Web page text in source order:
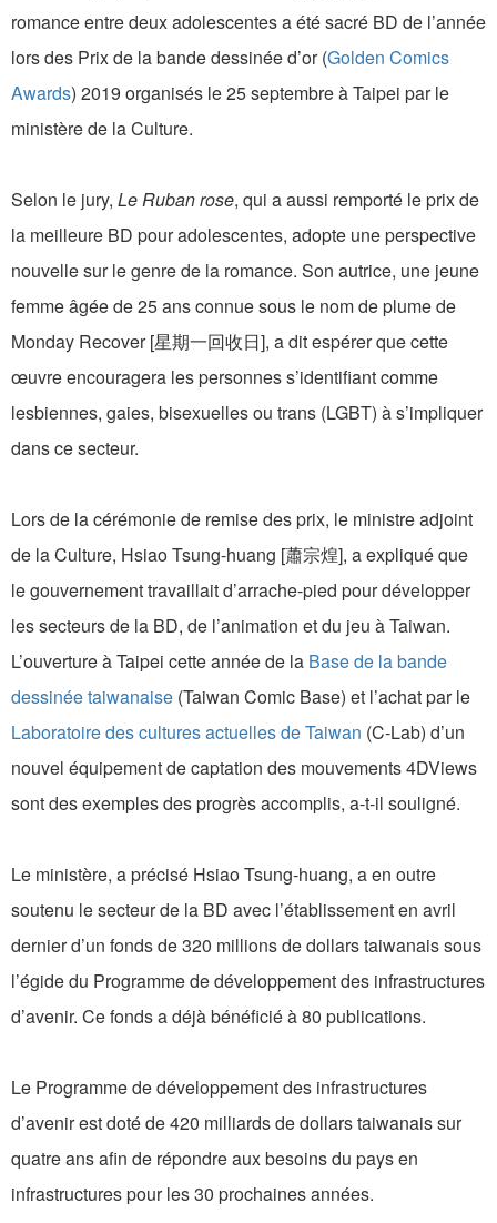
romance entre deux adolescentes a été sacré BD de l’année
lors des Prix de la bande dessinée d’or (Golden Comics
Awards) 2019 organisés le 25 septembre à Taipei par le
ministère de la Culture.
Selon le jury, Le Ruban rose, qui a aussi remporté le prix de
la meilleure BD pour adolescentes, adopte une perspective
nouvelle sur le genre de la romance. Son autrice, une jeune
femme âgée de 25 ans connue sous le nom de plume de
Monday Recover [星期一回收日], a dit espérer que cette
œuvre encouragera les personnes s’identifiant comme
lesbiennes, gaies, bisexuelles ou trans (LGBT) à s’impliquer
dans ce secteur.
Lors de la cérémonie de remise des prix, le ministre adjoint
de la Culture, Hsiao Tsung-huang [蕭宗煌], a expliqué que
le gouvernement travaillait d’arrache-pied pour développer
les secteurs de la BD, de l’animation et du jeu à Taiwan.
L’ouverture à Taipei cette année de la Base de la bande
dessinée taiwanaise (Taiwan Comic Base) et l’achat par le
Laboratoire des cultures actuelles de Taiwan (C-Lab) d’un
nouvel équipement de captation des mouvements 4DViews
sont des exemples des progrès accomplis, a-t-il souligné.
Le ministère, a précisé Hsiao Tsung-huang, a en outre
soutenu le secteur de la BD avec l’établissement en avril
dernier d’un fonds de 320 millions de dollars taiwanais sous
l’égide du Programme de développement des infrastructures
d’avenir. Ce fonds a déjà bénéficié à 80 publications.
Le Programme de développement des infrastructures
d’avenir est doté de 420 milliards de dollars taiwanais sur
quatre ans afin de répondre aux besoins du pays en
infrastructures pour les 30 prochaines années.